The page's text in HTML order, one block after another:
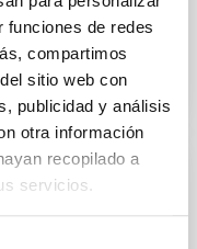
funciones de redes
compartimos
sitio web con
publicidad y análisis
otra información
recopilado a
servicios.
(póster)